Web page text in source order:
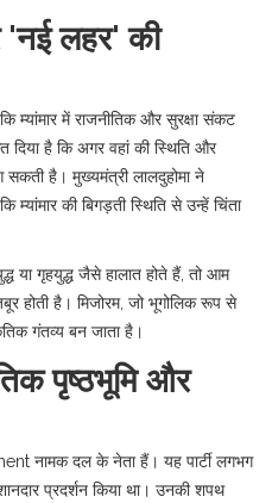
'नई लहर' की
म्यांमार में राजनीतिक और सुरक्षा संकट
दिया है कि अगर वहां की स्थिति और
सकती है। मुख्यमंत्री लालदुहोमा ने
की बिगड़ती स्थिति से उन्हें चिंता
या गृहयुद्ध जैसे हालात होते हैं, तो आम
होती है। मिजोरम, जो भूगोलिक रूप से
गंतव्य बन जाता है।
पृष्ठभूमि और
नामक दल के नेता हैं। यह पार्टी लगभग
प्रदर्शन किया था। उनकी शपथ